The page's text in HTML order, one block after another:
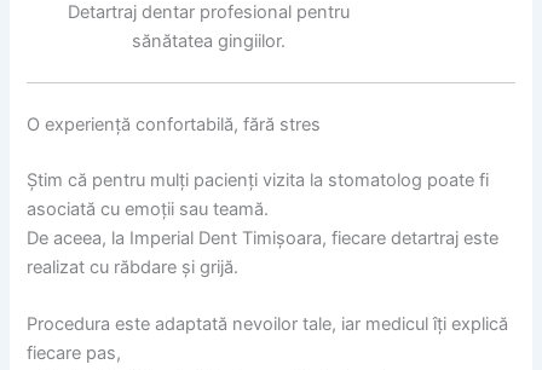
Detartraj dentar profesional pentru
sănătatea gingiilor.
O experiență confortabilă, fără stres
Știm că pentru mulți pacienți vizita la stomatolog poate fi
asociată cu emoții sau teamă.
De aceea, la Imperial Dent Timișoara, fiecare detartraj este
realizat cu răbdare și grijă.
Procedura este adaptată nevoilor tale, iar medicul îți explică
fiecare pas,